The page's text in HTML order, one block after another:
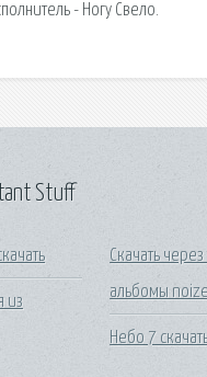
- Ногу Свело.
Stuff
из
Скачать
альбомы
Небо 7